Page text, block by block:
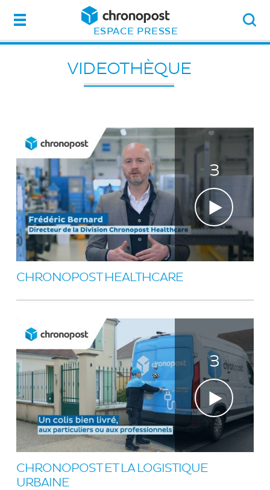
ESPACE PRESSE
VIDEOTHÈQUE
3
CHRONOPOST HEALTHCARE
3
CHRONOPOST ET LA LOGISTIQUE
URBAINE